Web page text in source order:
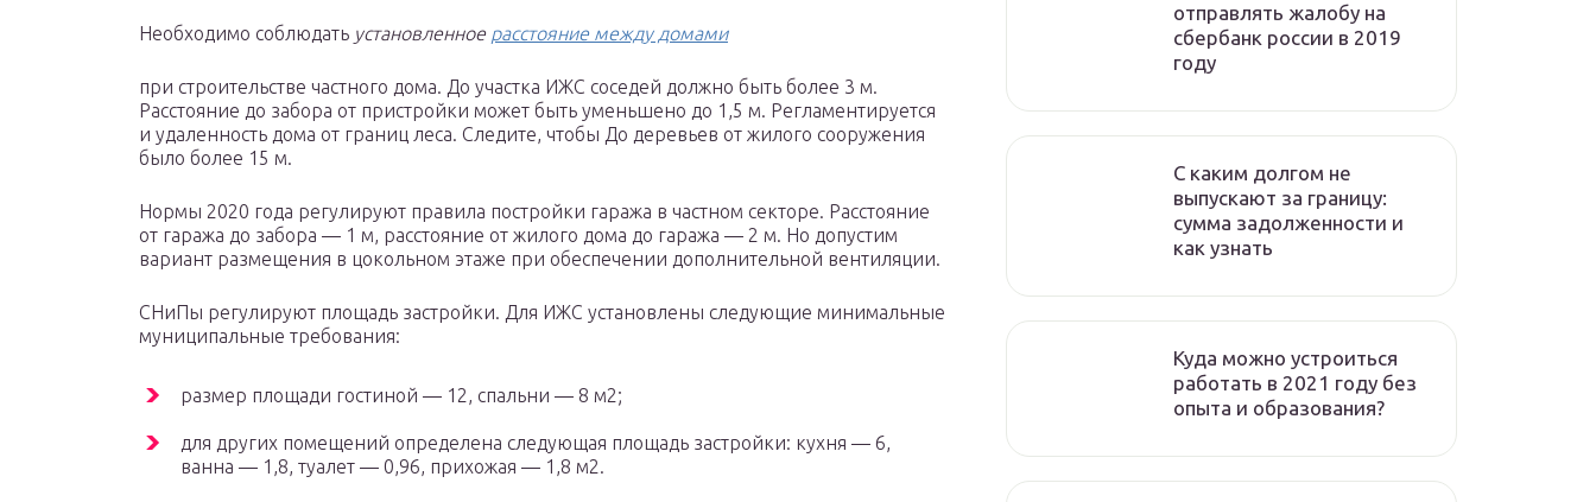
Необходимо соблюдать установленное расстояние между домами
при строительстве частного дома. До участка ИЖС соседей должно быть более 3 м.
Расстояние до забора от пристройки может быть уменьшено до 1,5 м. Регламентируется
и удаленность дома от границ леса. Следите, чтобы До деревьев от жилого сооружения
было более 15 м.
Нормы 2020 года регулируют правила постройки гаража в частном секторе. Расстояние
от гаража до забора — 1 м, расстояние от жилого дома до гаража — 2 м. Но допустим
вариант размещения в цокольном этаже при обеспечении дополнительной вентиляции.
СНиПы регулируют площадь застройки. Для ИЖС установлены следующие минимальные
муниципальные требования:
размер площади гостиной — 12, спальни — 8 м2;
для других помещений определена следующая площадь застройки: кухня — 6,
ванна — 1,8, туалет — 0,96, прихожая — 1,8 м2.
отправлять жалобу на
сбербанк россии в 2019
году
C каким долгом не
выпускают за границу:
сумма задолженности и
как узнать
Куда можно устроиться
работать в 2021 году без
опыта и образования?